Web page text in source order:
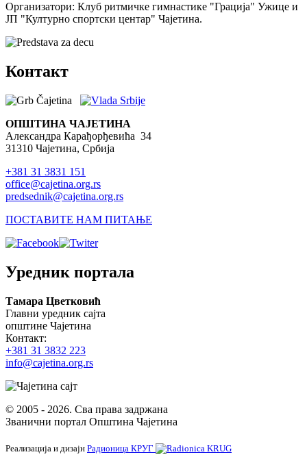
Организатори: Клуб ритмичке гимнастике "Грација" Ужице и
ЈП "Културно спортски центар" Чајетина.
Контакт
ОПШТИНА ЧАЈЕТИНА
Александра Карађорђевића 34
31310 Чајетина, Србија
+381 31 3831 151
office@cajetina.org.rs
predsednik@cajetina.org.rs
ПОСТАВИТЕ НАМ ПИТАЊЕ
Уредник портала
Тамара Цветковић
Главни уредник сајта
општине Чајетина
Контакт:
+381 31 3832 223
info@cajetina.org.rs
© 2005 - 2026. Сва права задржана
Званични портал Општина Чајетина
Реализација и дизајн Радионица КРУГ